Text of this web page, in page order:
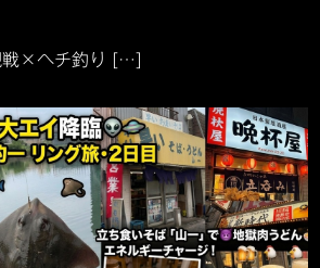
戦×ヘチ釣り […]